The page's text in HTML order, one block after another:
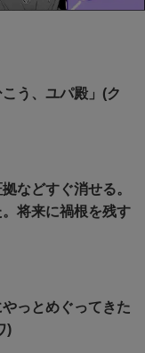
う、ユパ殿」(ク
などすぐ消せる。
将来に禍根を残す
っとめぐってきた
)